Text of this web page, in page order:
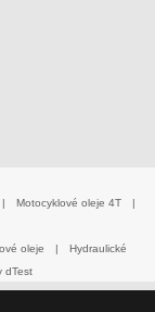
| Motocyklové oleje 4T
|
oleje |
Hydraulické
dTest